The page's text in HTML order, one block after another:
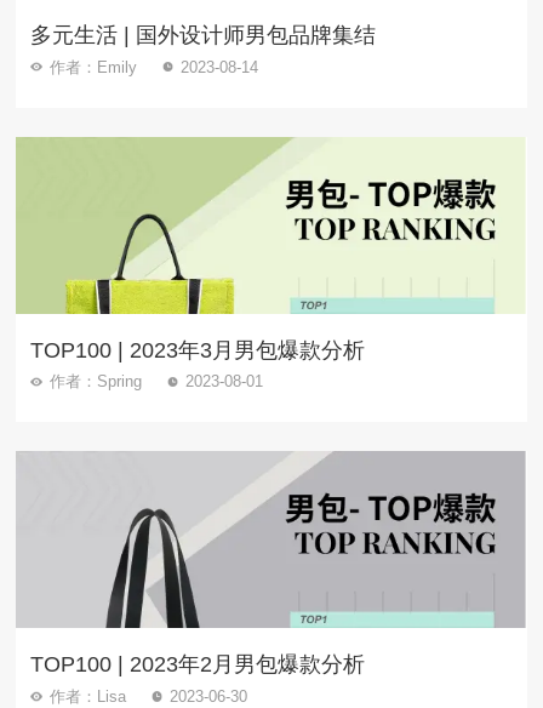
多元生活 | 国外设计师男包品牌集结
作者：Emily 2023-08-14
TOP100 | 2023年3月男包爆款分析
作者：Spring 2023-08-01
TOP100 | 2023年2月男包爆款分析
作者：Lisa 2023-06-30